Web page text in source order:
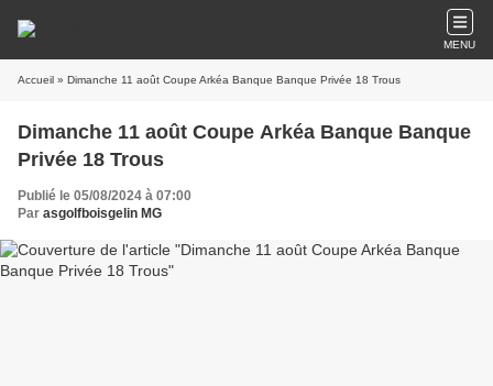
MENU
Accueil » Dimanche 11 août Coupe Arkéa Banque Banque Privée 18 Trous
Dimanche 11 août Coupe Arkéa Banque Banque
Privée 18 Trous
Publié le 05/08/2024 à 07:00
Par asgolfboisgelin MG